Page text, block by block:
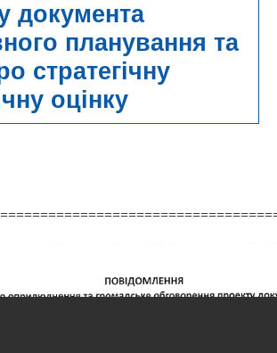
документа
планування та
стратегічну
оцінку